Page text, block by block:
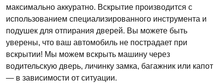
максимально аккуратно. Вскрытие производится с
использованием специализированного инструмента и
подушек для отпирания дверей. Вы можете быть
уверены, что ваш автомобиль не пострадает при
вскрытии! Мы можем вскрыть машину через
водительскую дверь, личинку замка, багажник или капот
— в зависимости от ситуации.